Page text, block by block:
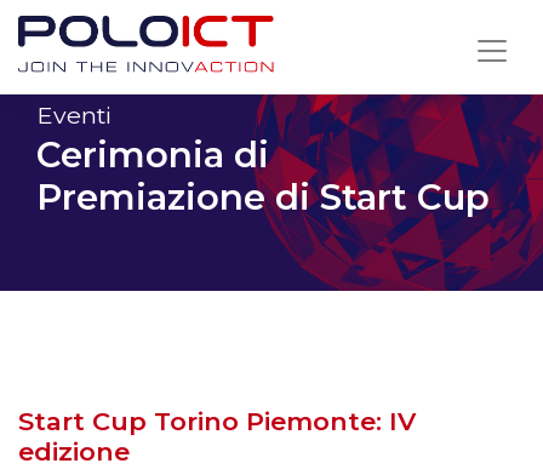
Skip
contentEventi
Cerimonia di
Premiazione di Start Cup
Start Cup Torino Piemonte: IV
edizione